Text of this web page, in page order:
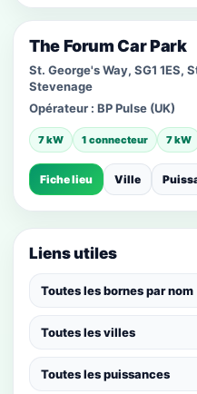
The Forum Car Park
St. George's Way, SG1 1ES,
Stevenage
Opérateur : BP Pulse (UK)
7 kW 1 connecteur 7 kW
Fiche lieu Ville
Liens utiles
Toutes les bornes par nom
Toutes les villes
Toutes les puissances